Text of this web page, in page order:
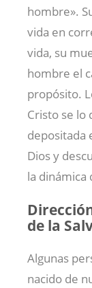
hombre».
vida en
vida, su
hombre el
propósito.
Cristo se lo
depositada
Dios y
la dinámica
de la
Algunas
nacido de